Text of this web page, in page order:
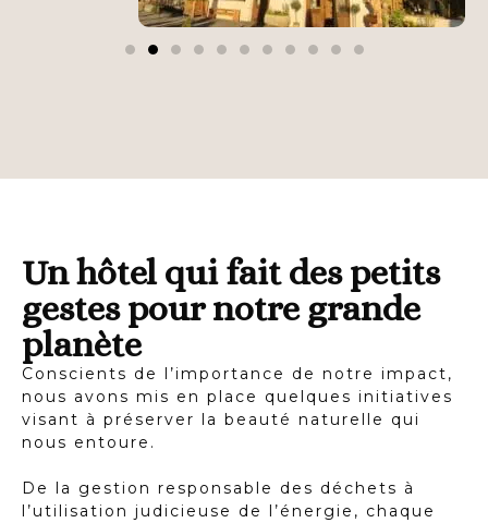
Un hôtel qui fait des petits
gestes pour notre grande
planète
Conscients de l’importance de notre impact,
nous avons mis en place quelques initiatives
visant à préserver la beauté naturelle qui
nous entoure.
De la gestion responsable des déchets à
l’utilisation judicieuse de l’énergie, chaque